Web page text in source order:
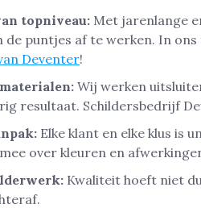
topniveau: Met jarenlange
puntjes af te werken. In
Deventer!
Wij werken
resultaat. Schildersbedrijf
Elke klant en elke klus is
over kleuren en
Kwaliteit hoeft niet